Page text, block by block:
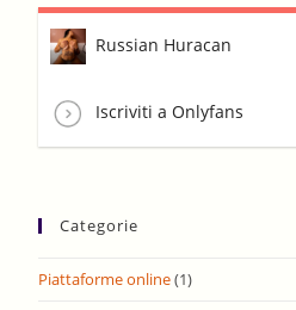
Russian Huracan
Iscriviti a Onlyfans
Categorie
Piattaforme online(1)